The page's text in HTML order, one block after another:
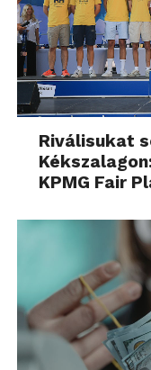
Riválisukat
KPMG Fair